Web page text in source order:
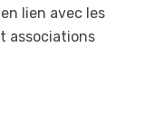
lien avec les
associations